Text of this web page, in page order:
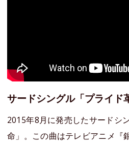
サードシングル「プライド
2015年8月に発売したサードシ
命」。この曲はテレビアニメ『